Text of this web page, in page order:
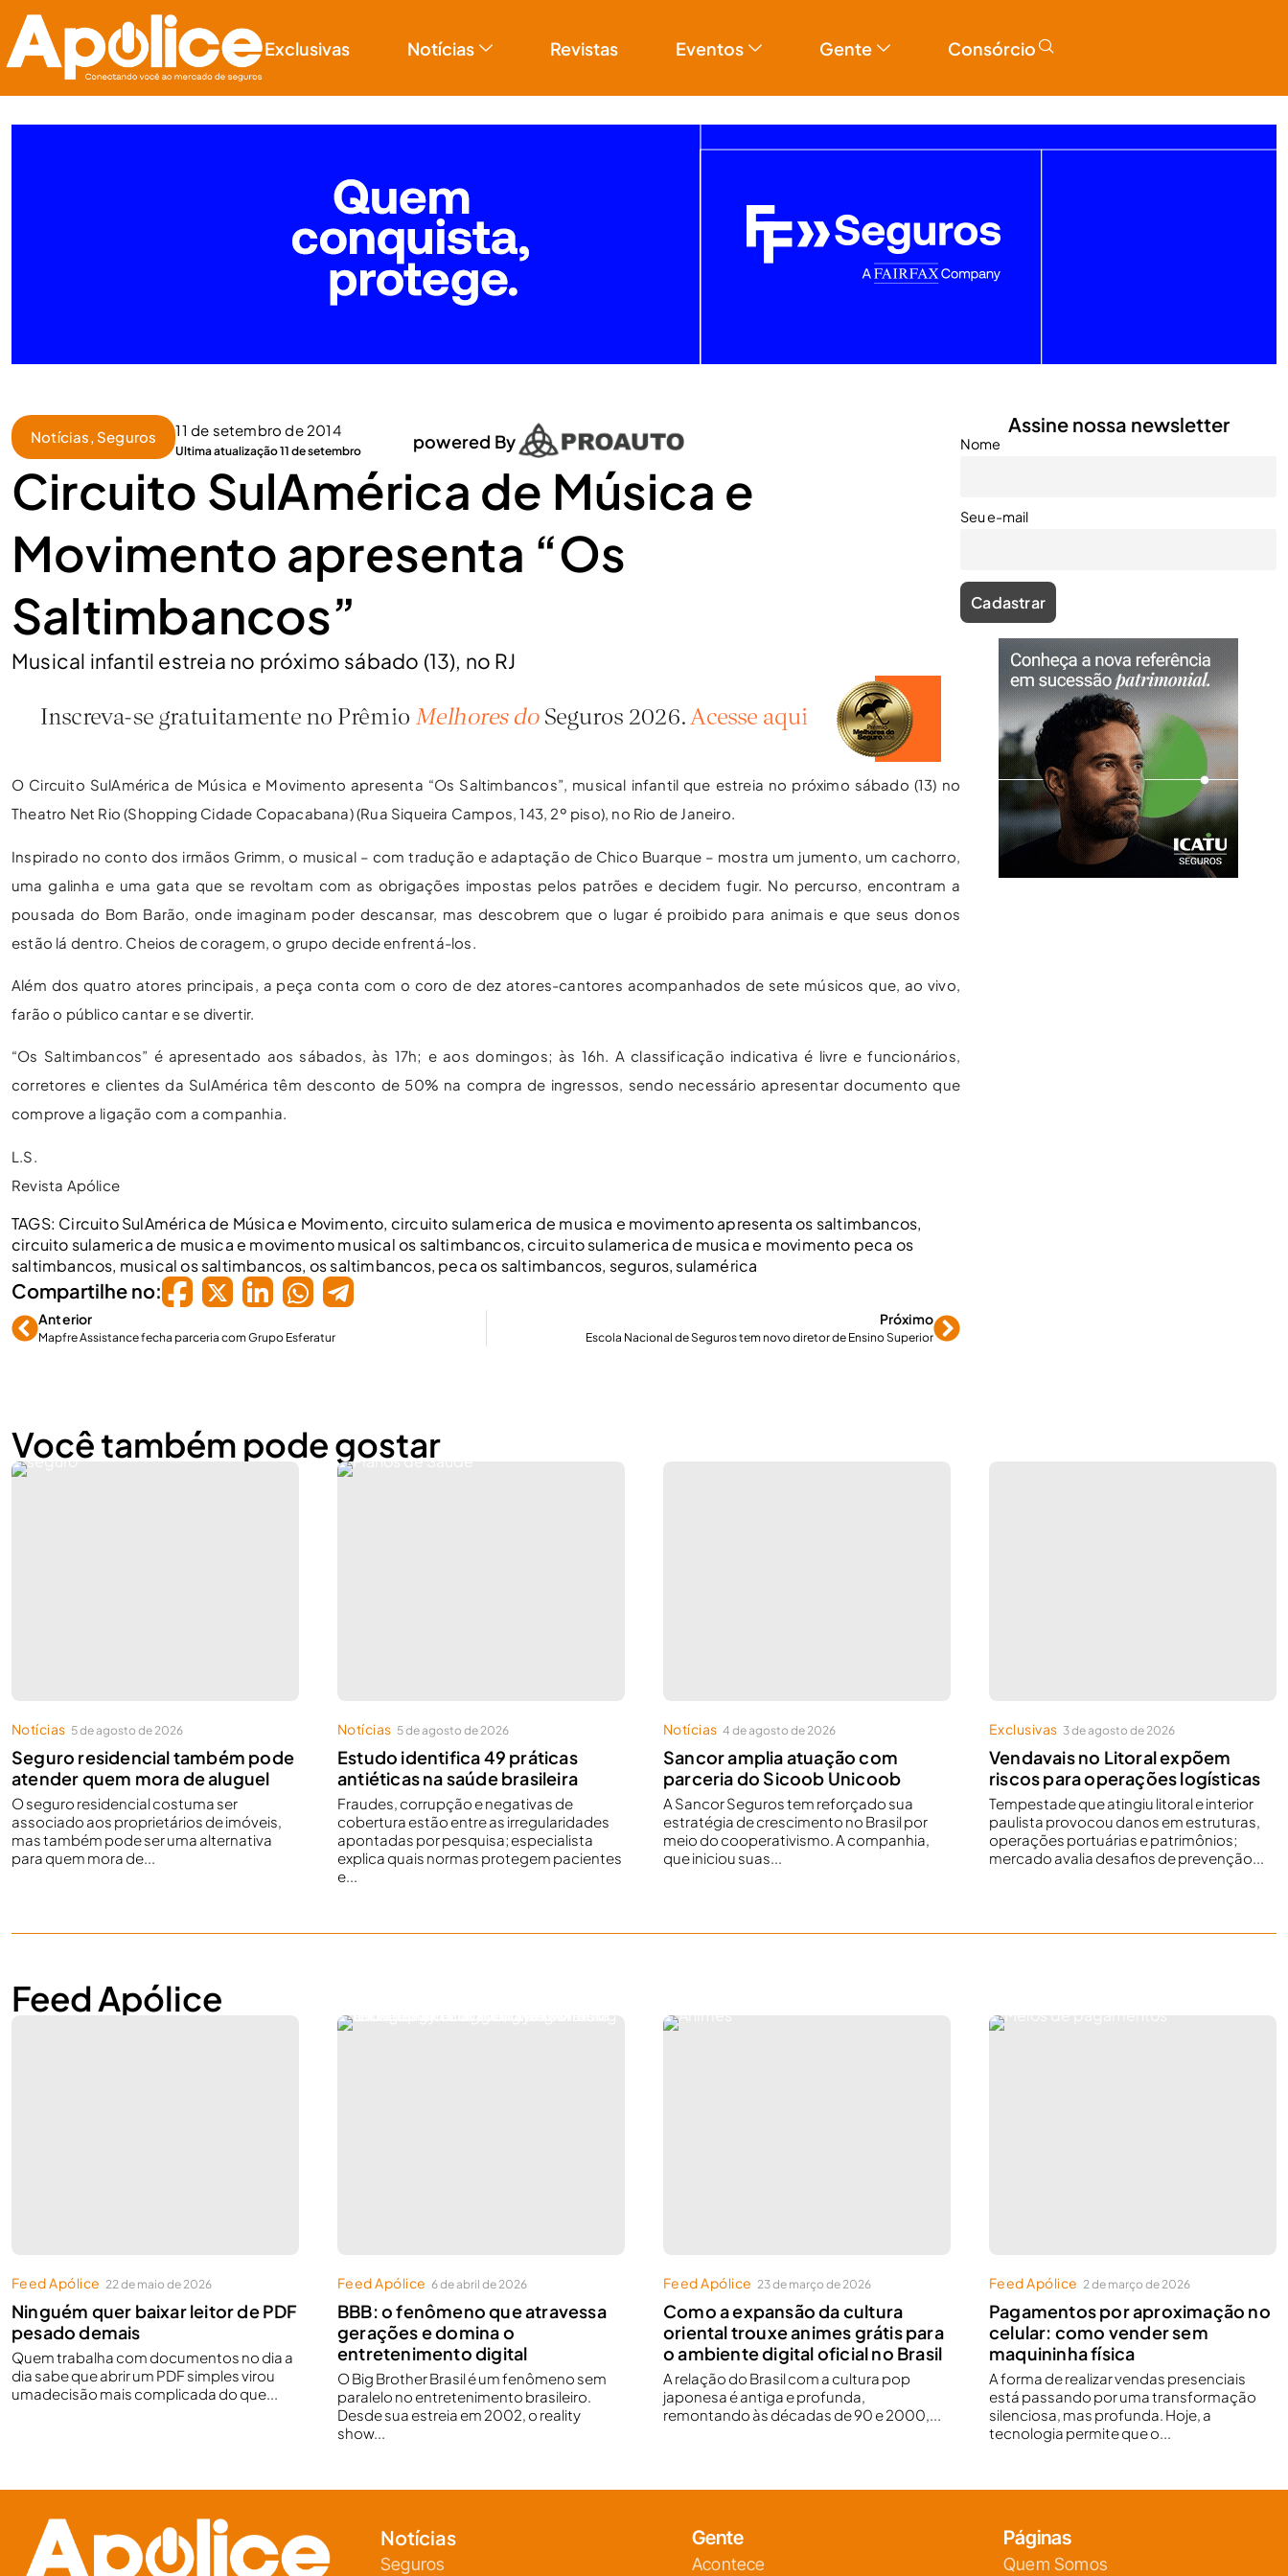
Exclusivas Notícias Revistas Eventos Gente Consórcio
Notícias, Seguros 11 de setembro de 2014
Ultima atualização 11 de setembro powered By
Circuito SulAmérica de Música e
Movimento apresenta “Os
Saltimbancos”
Musical infantil estreia no próximo sábado (13), no RJ
O Circuito SulAmérica de Música e Movimento apresenta “Os Saltimbancos”, musical infantil que estreia no próximo sábado (13) no
Theatro Net Rio (Shopping Cidade Copacabana) (Rua Siqueira Campos, 143, 2º piso), no Rio de Janeiro.
Inspirado no conto dos irmãos Grimm, o musical – com tradução e adaptação de Chico Buarque – mostra um jumento, um cachorro,
uma galinha e uma gata que se revoltam com as obrigações impostas pelos patrões e decidem fugir. No percurso, encontram a
pousada do Bom Barão, onde imaginam poder descansar, mas descobrem que o lugar é proibido para animais e que seus donos
estão lá dentro. Cheios de coragem, o grupo decide enfrentá-los.
Além dos quatro atores principais, a peça conta com o coro de dez atores-cantores acompanhados de sete músicos que, ao vivo,
farão o público cantar e se divertir.
“Os Saltimbancos” é apresentado aos sábados, às 17h; e aos domingos; às 16h. A classificação indicativa é livre e funcionários,
corretores e clientes da SulAmérica têm desconto de 50% na compra de ingressos, sendo necessário apresentar documento que
comprove a ligação com a companhia.
L.S.
Revista Apólice
TAGS: Circuito SulAmérica de Música e Movimento, circuito sulamerica de musica e movimento apresenta os saltimbancos,
circuito sulamerica de musica e movimento musical os saltimbancos, circuito sulamerica de musica e movimento peca os
saltimbancos, musical os saltimbancos, os saltimbancos, peca os saltimbancos, seguros, sulamérica
Compartilhe no:
Anterior
Mapfre Assistance fecha parceria com Grupo Esferatur
Próximo
Escola Nacional de Seguros tem novo diretor de Ensino Superior
Assine nossa newsletter
Nome
Seu e-mail
Você também pode gostar
Notícias 5 de agosto de 2026
Seguro residencial também pode
atender quem mora de aluguel
O seguro residencial costuma ser
associado aos proprietários de imóveis,
mas também pode ser uma alternativa
para quem mora de...
Notícias 5 de agosto de 2026
Estudo identifica 49 práticas
antiéticas na saúde brasileira
Fraudes, corrupção e negativas de
cobertura estão entre as irregularidades
apontadas por pesquisa; especialista
explica quais normas protegem pacientes
e...
Notícias 4 de agosto de 2026
Sancor amplia atuação com
parceria do Sicoob Unicoob
A Sancor Seguros tem reforçado sua
estratégia de crescimento no Brasil por
meio do cooperativismo. A companhia,
que iniciou suas...
Exclusivas 3 de agosto de 2026
Vendavais no Litoral expõem
riscos para operações logísticas
Tempestade que atingiu litoral e interior
paulista provocou danos em estruturas,
operações portuárias e patrimônios;
mercado avalia desafios de prevenção...
Feed Apólice
Feed Apólice 22 de maio de 2026
Ninguém quer baixar leitor de PDF
pesado demais
Quem trabalha com documentos no dia a
dia sabe que abrir um PDF simples virou
umadecisão mais complicada do que...
Feed Apólice 6 de abril de 2026
BBB: o fenômeno que atravessa
gerações e domina o
entretenimento digital
O Big Brother Brasil é um fenômeno sem
paralelo no entretenimento brasileiro.
Desde sua estreia em 2002, o reality
show...
Feed Apólice 23 de março de 2026
Como a expansão da cultura
oriental trouxe animes grátis para
o ambiente digital oficial no Brasil
A relação do Brasil com a cultura pop
japonesa é antiga e profunda,
remontando às décadas de 90 e 2000,...
Feed Apólice 2 de março de 2026
Pagamentos por aproximação no
celular: como vender sem
maquininha física
A forma de realizar vendas presenciais
está passando por uma transformação
silenciosa, mas profunda. Hoje, a
tecnologia permite que o...
Notícias
Seguros
Gente
Acontece
Páginas
Quem Somos